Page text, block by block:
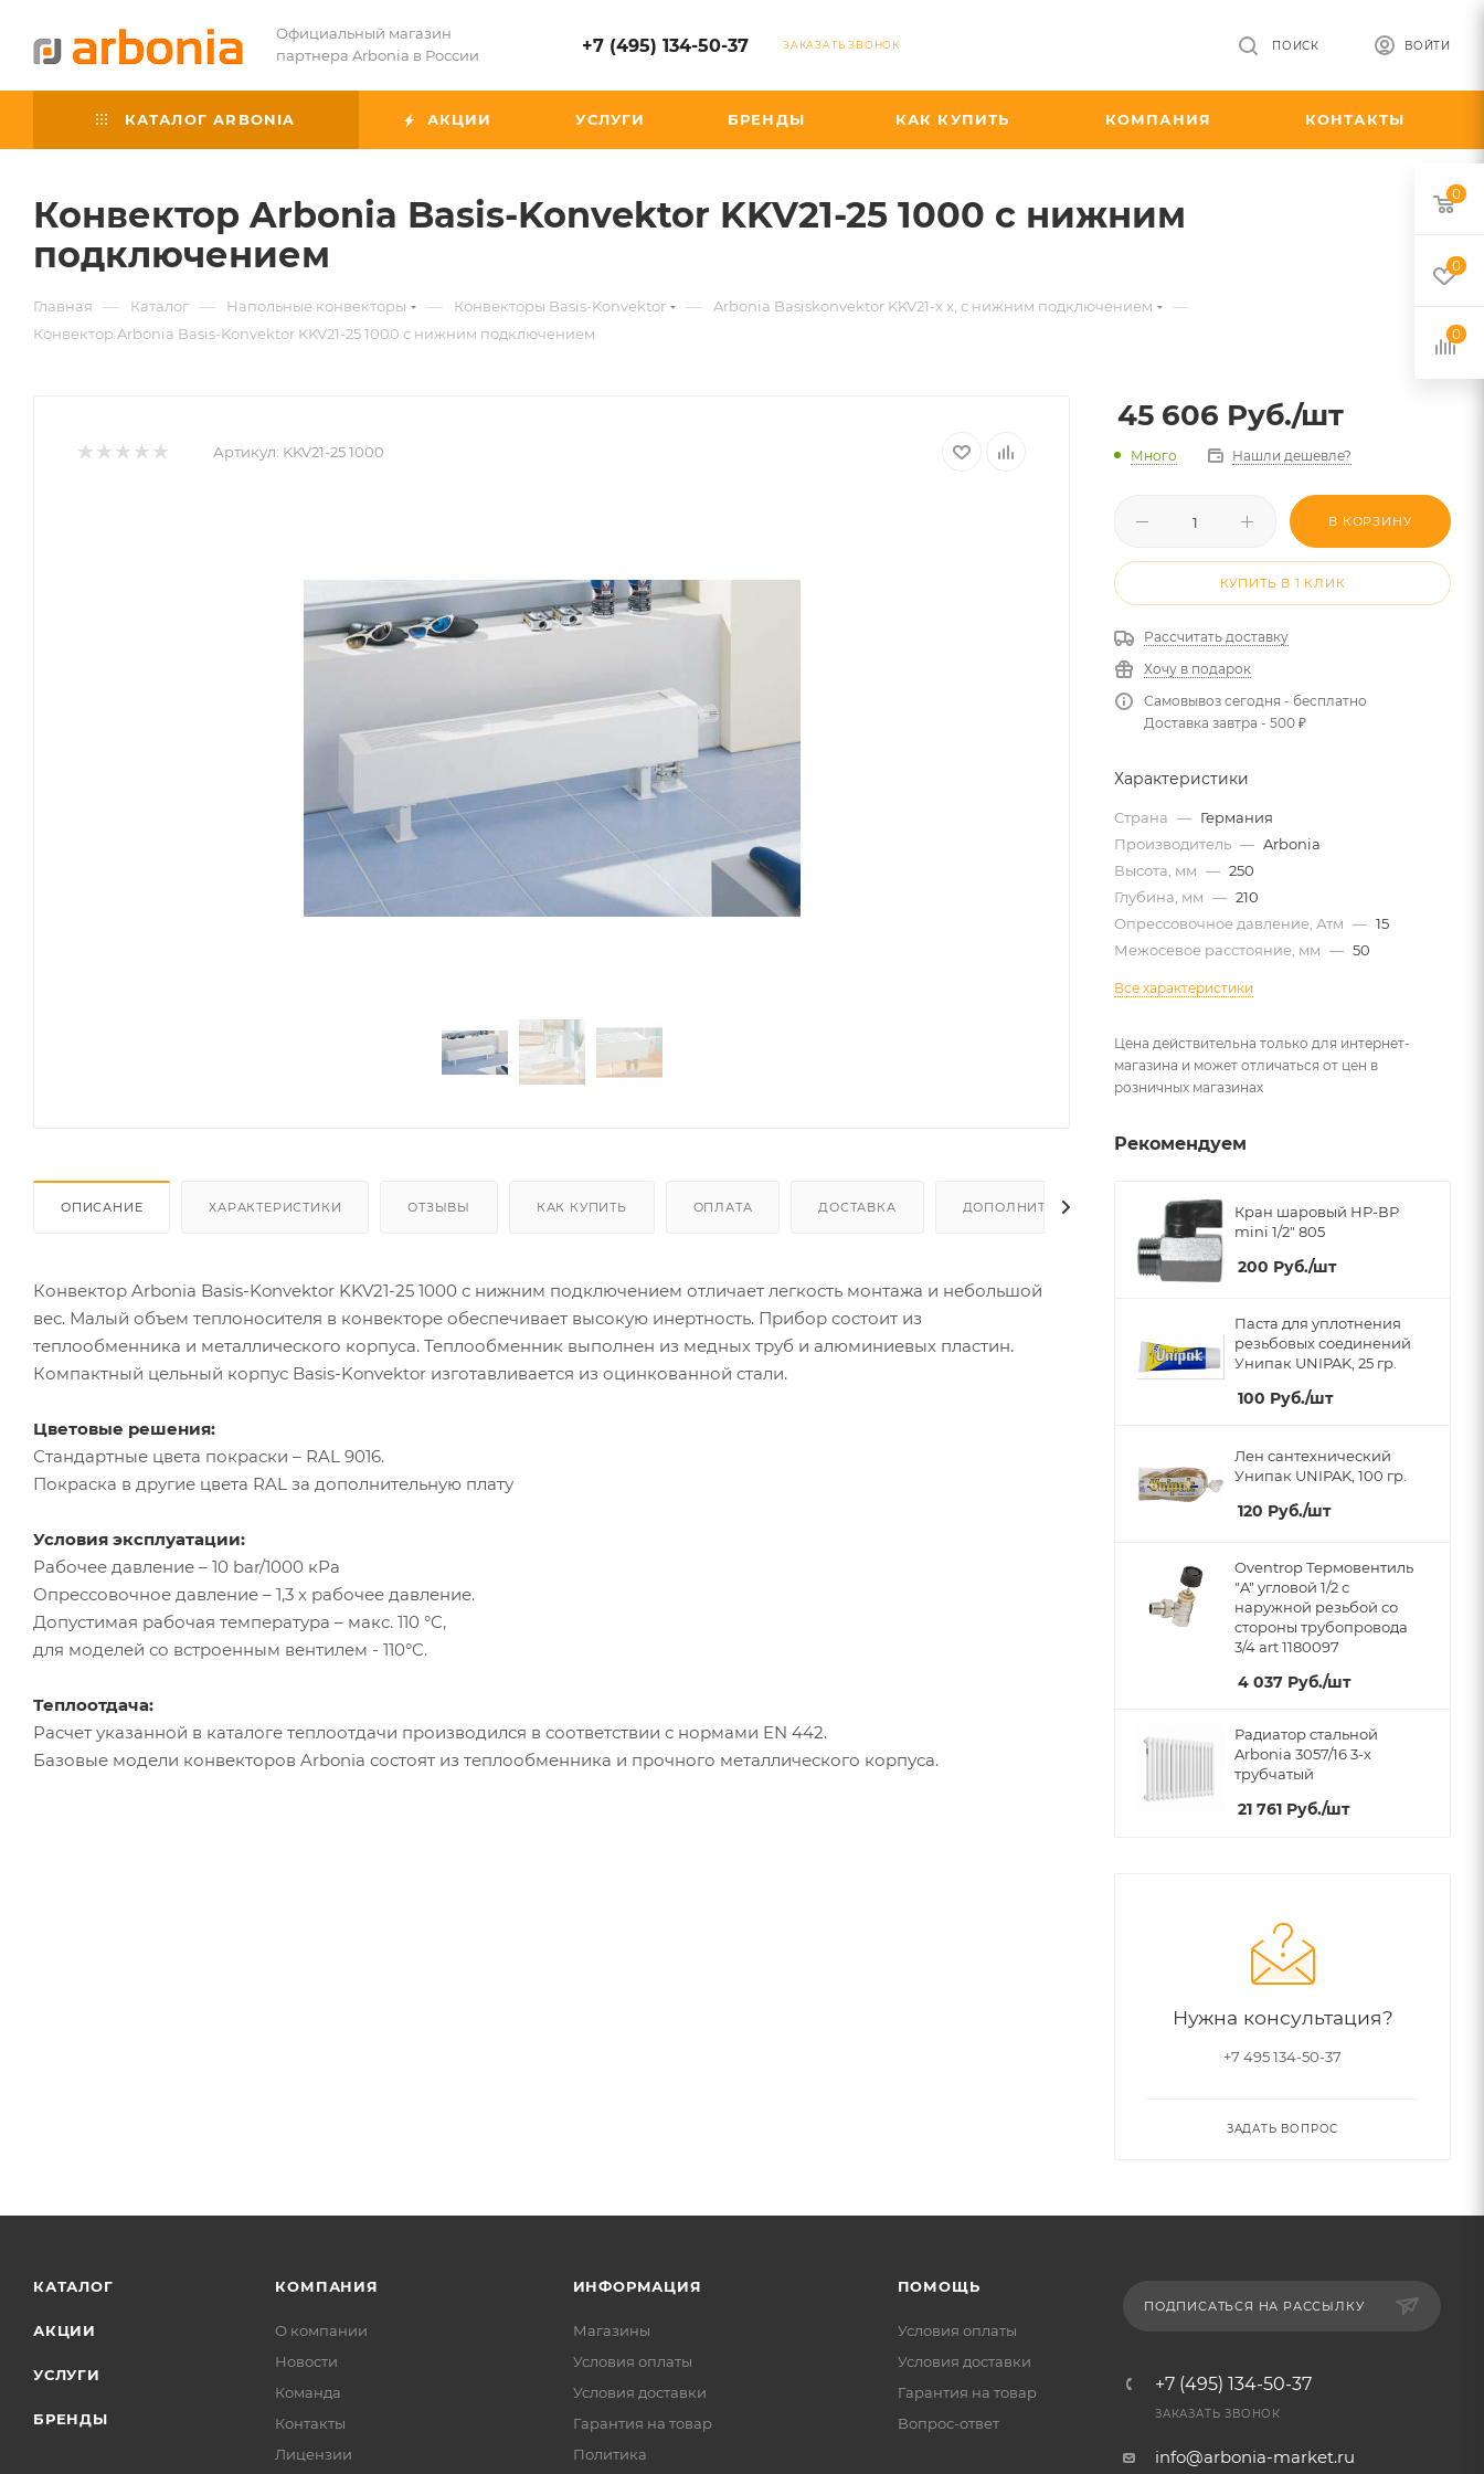
Официальный магазин
партнера Arbonia в России
+7 (495) 134-50-37 ЗАКАЗАТЬ ЗВОНОК ВОЙТИ
ПОИСК
КАТАЛОГ ARBONIA АКЦИИ УСЛУГИ БРЕНДЫ КАК КУПИТЬ КОМПАНИЯ КОНТАКТЫ
Конвектор Arbonia Basis-Konvektor KKV21-25 1000 с нижним
подключением
Главная — Каталог — Напольные конвекторы — Конвекторы Basis-Konvektor — Arbonia Basiskonvektor KKV21-х x, с нижним подключением —
Конвектор Arbonia Basis-Konvektor KKV21-25 1000 с нижним подключением
Артикул: KKV21-25 1000
ОПИСАНИЕ ХАРАКТЕРИСТИКИ ОТЗЫВЫ КАК КУПИТЬ ОПЛАТА ДОСТАВКА ДОПОЛНИТЕЛЬНО
Конвектор Arbonia Basis-Konvektor KKV21-25 1000 с нижним подключением отличает легкость монтажа и небольшой
вес. Малый объем теплоносителя в конвекторе обеспечивает высокую инертность. Прибор состоит из
теплообменника и металлического корпуса. Теплообменник выполнен из медных труб и алюминиевых пластин.
Компактный цельный корпус Basis-Konvektor изготавливается из оцинкованной стали.
Цветовые решения:
Стандартные цвета покраски – RAL 9016.
Покраска в другие цвета RAL за дополнительную плату
Условия эксплуатации:
Рабочее давление – 10 bar/1000 кРа
Опрессовочное давление – 1,3 х рабочее давление.
Допустимая рабочая температура – макс. 110 °C,
для моделей со встроенным вентилем - 110°C.
Теплоотдача:
Расчет указанной в каталоге теплоотдачи производился в соответствии с нормами EN 442.
Базовые модели конвекторов Arbonia состоят из теплообменника и прочного металлического корпуса.
45 606 Руб./шт
Много Нашли дешевле?
В КОРЗИНУ
КУПИТЬ В 1 КЛИК
Рассчитать доставку
Хочу в подарок
Самовывоз сегодня - бесплатно
Доставка завтра - 500 ₽
Характеристики
Страна — Германия
Производитель — Arbonia
Высота, мм — 250
Глубина, мм — 210
Опрессовочное давление, Атм — 15
Межосевое расстояние, мм — 50
Все характеристики
Цена действительна только для интернет-
магазина и может отличаться от цен в
розничных магазинах
Рекомендуем
Кран шаровый НР-ВР
mini 1/2" 805
200 Руб./шт
Паста для уплотнения
резьбовых соединений
Унипак UNIPAK, 25 гр.
100 Руб./шт
Лен сантехнический
Унипак UNIPAK, 100 гр.
120 Руб./шт
Oventrop Термовентиль
"A" угловой 1/2 с
наружной резьбой со
стороны трубопровода
3/4 art 1180097
4 037 Руб./шт
Радиатор стальной
Arbonia 3057/16 3-х
трубчатый
21 761 Руб./шт
Нужна консультация?
+7 495 134-50-37
ЗАДАТЬ ВОПРОС
КАТАЛОГ
АКЦИИ
УСЛУГИ
БРЕНДЫ
КОМПАНИЯ
О компании
Новости
Команда
Контакты
Лицензии
ИНФОРМАЦИЯ
Магазины
Условия оплаты
Условия доставки
Гарантия на товар
Политика
ПОМОЩЬ
Условия оплаты
Условия доставки
Гарантия на товар
Вопрос-ответ
ПОДПИСАТЬСЯ НА РАССЫЛКУ
+7 (495) 134-50-37
ЗАКАЗАТЬ ЗВОНОК
info@arbonia-market.ru
0
0
0